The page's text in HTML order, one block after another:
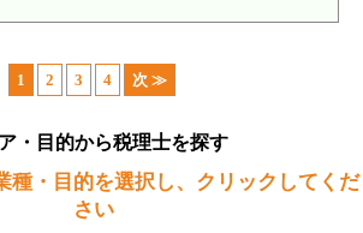
1 2 3 4 次 ≫
・目的から税理士を探す
種・目的を選択し、クリックしてくだ
さい